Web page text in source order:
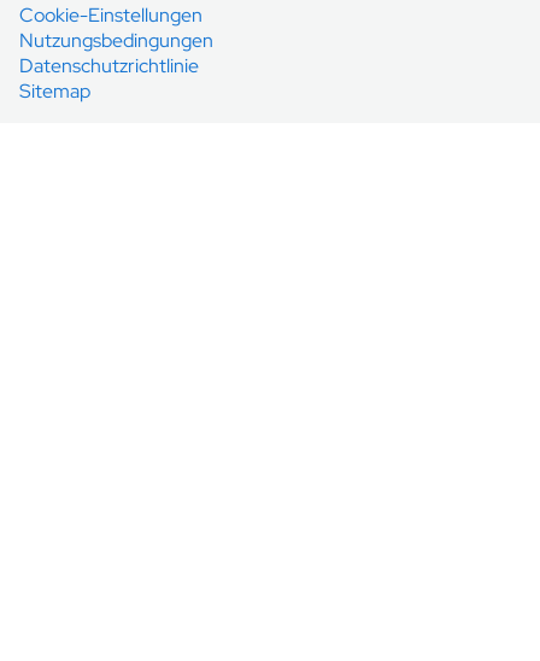
Cookie-Einstellungen
Nutzungsbedingungen
Datenschutzrichtlinie
Sitemap